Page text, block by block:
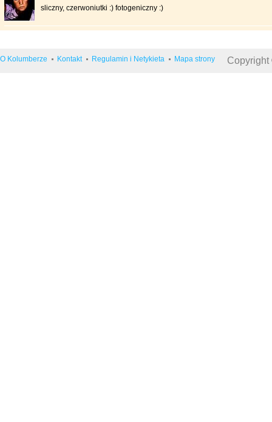
sliczny, czerwoniutki :) fotogeniczny :)
O Kolumberze Kontakt Regulamin i Netykieta Mapa strony